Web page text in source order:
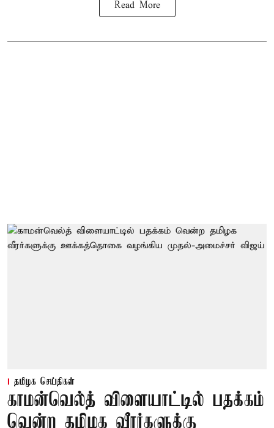
Read More
தமிழக செய்திகள்
காமன்வெல்த் விளையாட்டில் பதக்கம்
வென்ற தமிழக வீரர்களுக்கு